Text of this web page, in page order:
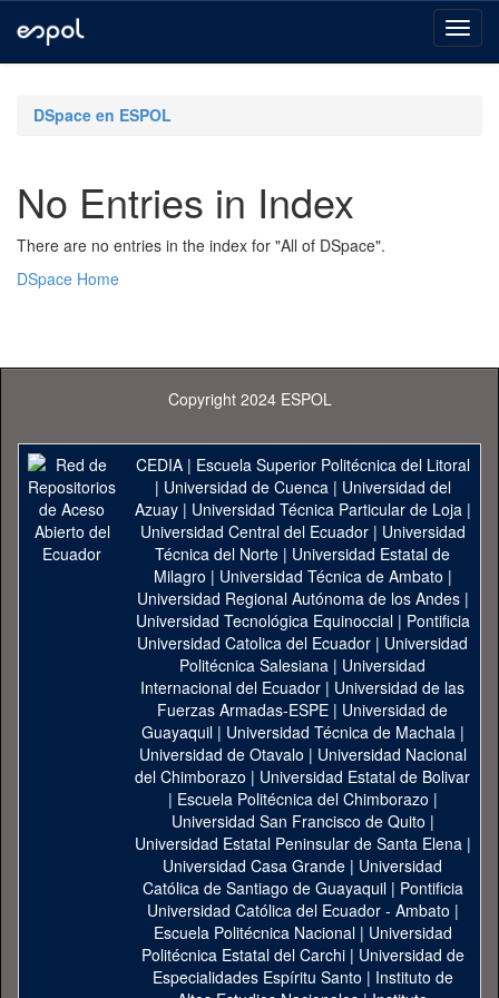
navigationDSpace en ESPOL
No Entries in Index
There are no entries in the index for "All of DSpace".
DSpace Home
Copyright 2024 ESPOL
CEDIA| Escuela Superior Politécnica del Litoral
| Universidad de Cuenca| Universidad del
Azuay| Universidad Técnica Particular de Loja|
Universidad Central del Ecuador| Universidad
Técnica del Norte | Universidad Estatal de
Milagro | Universidad Técnica de Ambato |
Universidad Regional Autónoma de los Andes|
Universidad Tecnológica Equinoccial| Pontificia
Universidad Catolica del Ecuador | Universidad
Politécnica Salesiana | Universidad
Internacional del Ecuador | Universidad de las
Fuerzas Armadas-ESPE | Universidad de
Guayaquil| Universidad Técnica de Machala|
Universidad de Otavalo | Universidad Nacional
del Chimborazo | Universidad Estatal de Bolivar
| Escuela Politécnica del Chimborazo |
Universidad San Francisco de Quito |
Universidad Estatal Peninsular de Santa Elena|
Universidad Casa Grande | Universidad
Católica de Santiago de Guayaquil| Pontificia
Universidad Católica del Ecuador - Ambato |
Escuela Politécnica Nacional| Universidad
Politécnica Estatal del Carchi| Universidad de
Especialidades Espíritu Santo | Instituto de